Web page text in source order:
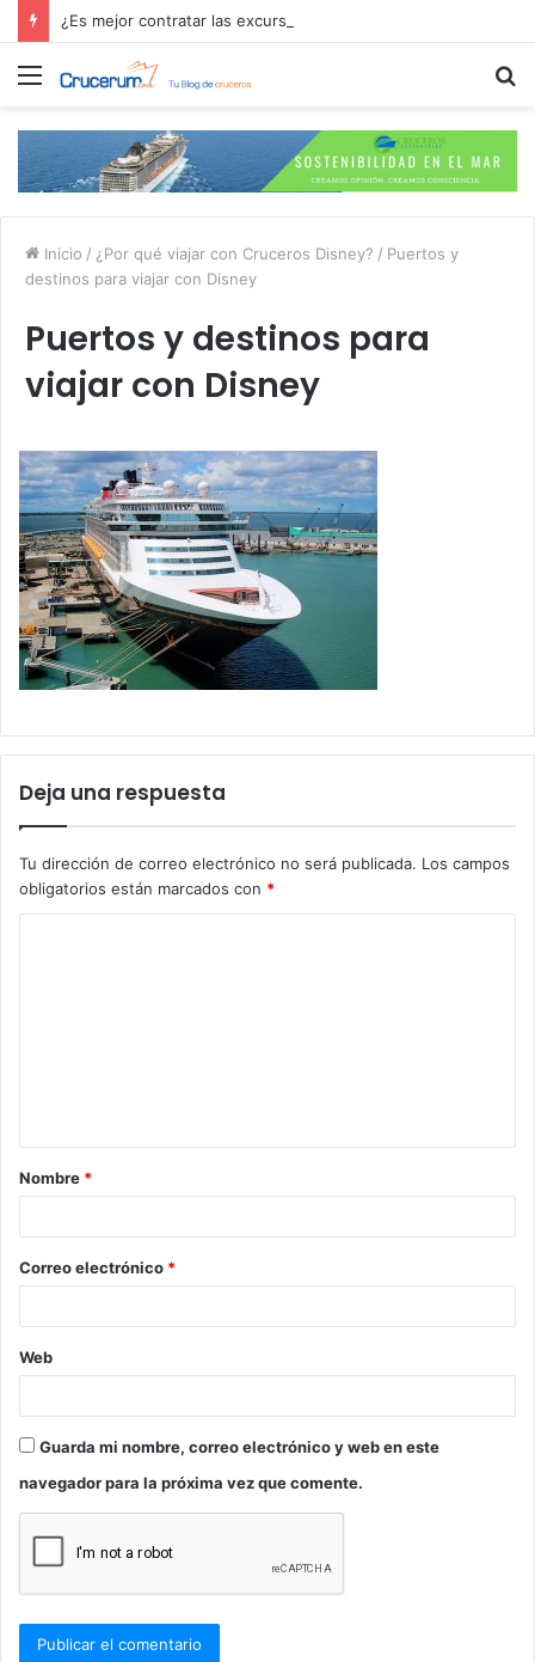
Menú
Inicio / ¿Por qué viajar con Cruceros Disney? / Puertos y
destinos para viajar con Disney
Puertos y destinos para
viajar con Disney
Deja una respuesta
Tu dirección de correo electrónico no será publicada. Los campos
obligatorios están marcados con *
a
r
*
Nombre *
Correo electrónico *
Web
Guarda mi nombre, correo electrónico y web en este
navegador para la próxima vez que comente.